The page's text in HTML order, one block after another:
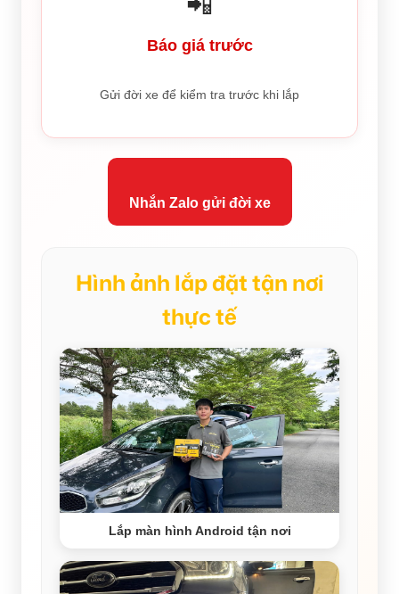
Báo giá trước
Gửi đời xe để kiểm tra trước khi lắp
Nhắn Zalo gửi đời xe
Hình ảnh lắp đặt tận nơi
thực tế
Lắp màn hình Android tận nơi